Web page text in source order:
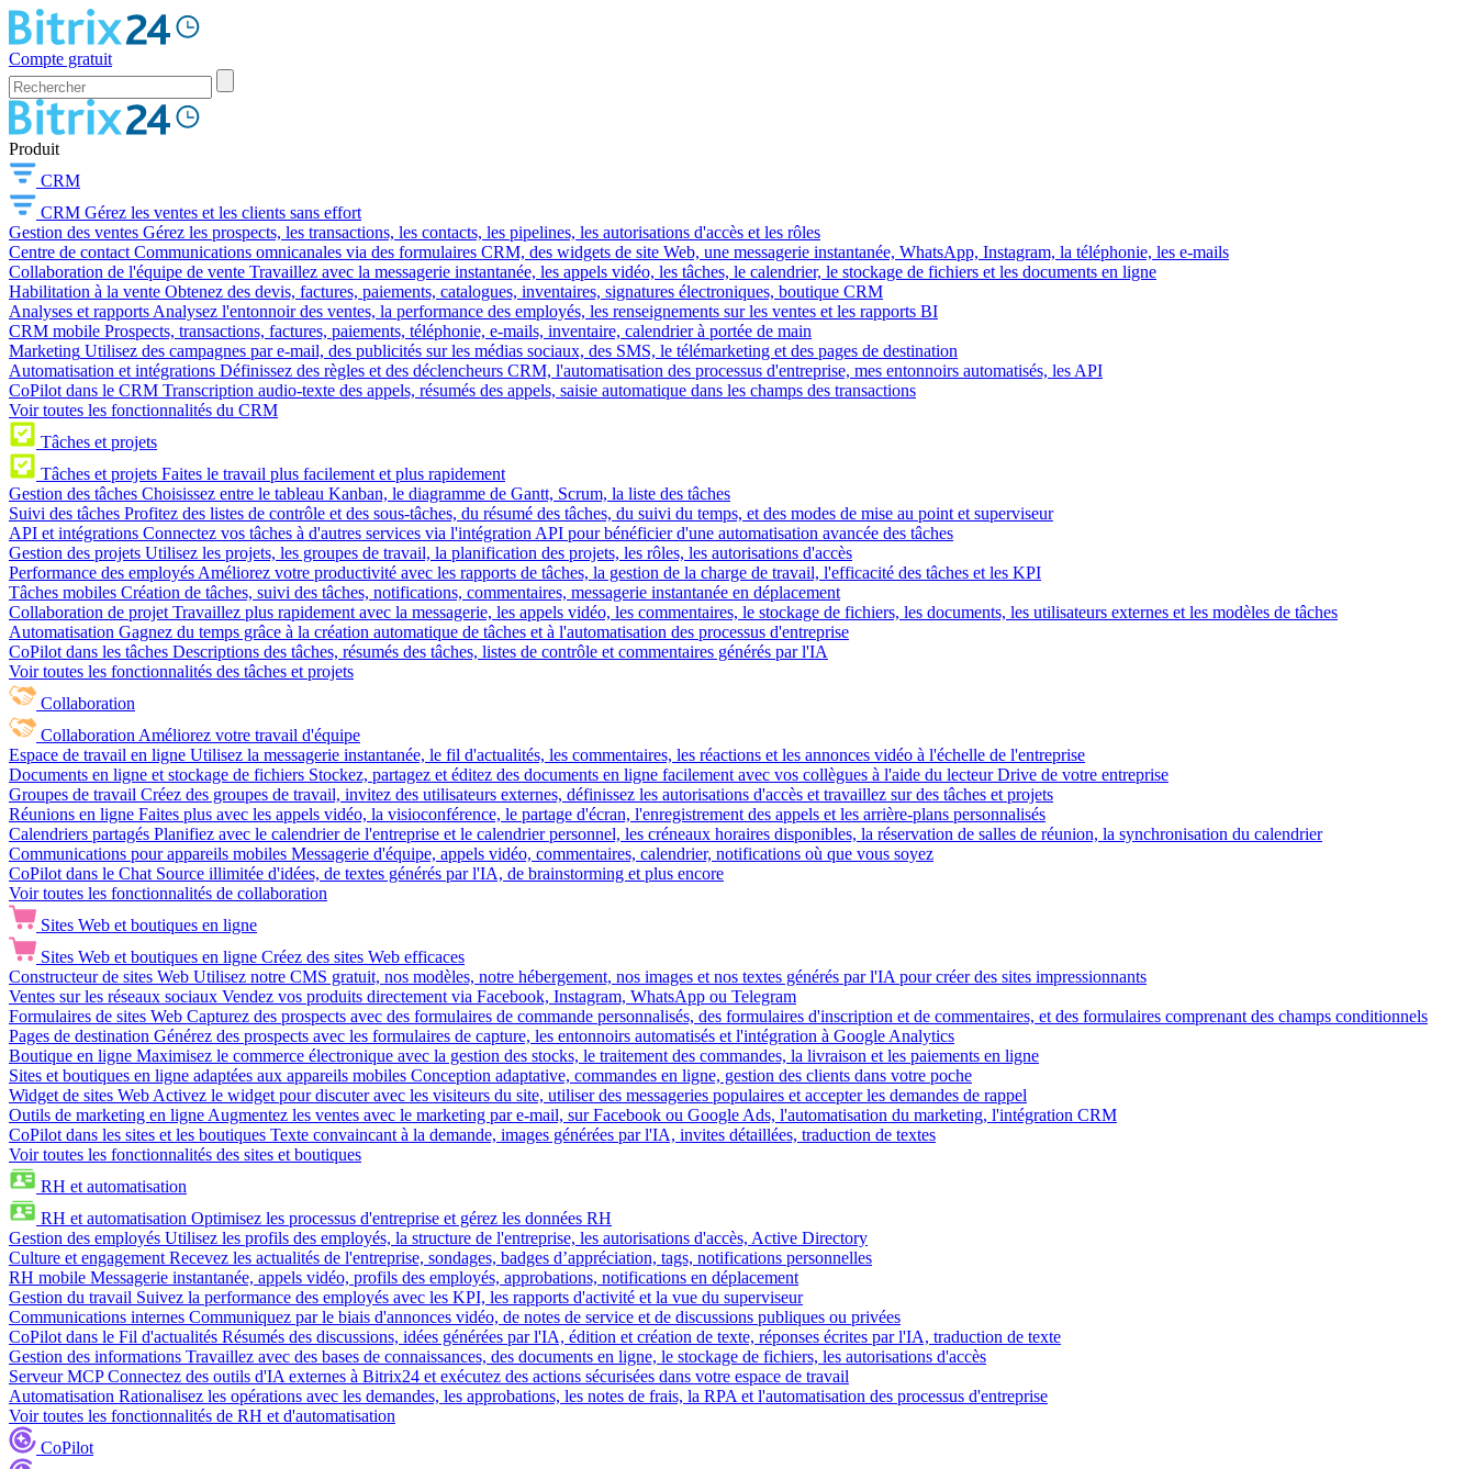
Compte gratuit
Produit
CRM
CRM Gérez les ventes et les clients sans effort
Gestion des ventes Gérez les prospects, les transactions, les contacts, les pipelines, les autorisations d'accès et les rôles
Centre de contact Communications omnicanales via des formulaires CRM, des widgets de site Web, une messagerie instantanée, WhatsApp, Instagram, la téléphonie, les e-mails
Collaboration de l'équipe de vente Travaillez avec la messagerie instantanée, les appels vidéo, les tâches, le calendrier, le stockage de fichiers et les documents en ligne
Habilitation à la vente Obtenez des devis, factures, paiements, catalogues, inventaires, signatures électroniques, boutique CRM
Analyses et rapports Analysez l'entonnoir des ventes, la performance des employés, les renseignements sur les ventes et les rapports BI
CRM mobile Prospects, transactions, factures, paiements, téléphonie, e-mails, inventaire, calendrier à portée de main
Marketing Utilisez des campagnes par e-mail, des publicités sur les médias sociaux, des SMS, le télémarketing et des pages de destination
Automatisation et intégrations Définissez des règles et des déclencheurs CRM, l'automatisation des processus d'entreprise, mes entonnoirs automatisés, les API
CoPilot dans le CRM Transcription audio-texte des appels, résumés des appels, saisie automatique dans les champs des transactions
Voir toutes les fonctionnalités du CRM
Tâches et projets
Tâches et projets Faites le travail plus facilement et plus rapidement
Gestion des tâches Choisissez entre le tableau Kanban, le diagramme de Gantt, Scrum, la liste des tâches
Suivi des tâches Profitez des listes de contrôle et des sous-tâches, du résumé des tâches, du suivi du temps, et des modes de mise au point et superviseur
API et intégrations Connectez vos tâches à d'autres services via l'intégration API pour bénéficier d'une automatisation avancée des tâches
Gestion des projets Utilisez les projets, les groupes de travail, la planification des projets, les rôles, les autorisations d'accès
Performance des employés Améliorez votre productivité avec les rapports de tâches, la gestion de la charge de travail, l'efficacité des tâches et les KPI
Tâches mobiles Création de tâches, suivi des tâches, notifications, commentaires, messagerie instantanée en déplacement
Collaboration de projet Travaillez plus rapidement avec la messagerie, les appels vidéo, les commentaires, le stockage de fichiers, les documents, les utilisateurs externes et les modèles de tâches
Automatisation Gagnez du temps grâce à la création automatique de tâches et à l'automatisation des processus d'entreprise
CoPilot dans les tâches Descriptions des tâches, résumés des tâches, listes de contrôle et commentaires générés par l'IA
Voir toutes les fonctionnalités des tâches et projets
Collaboration
Collaboration Améliorez votre travail d'équipe
Espace de travail en ligne Utilisez la messagerie instantanée, le fil d'actualités, les commentaires, les réactions et les annonces vidéo à l'échelle de l'entreprise
Documents en ligne et stockage de fichiers Stockez, partagez et éditez des documents en ligne facilement avec vos collègues à l'aide du lecteur Drive de votre entreprise
Groupes de travail Créez des groupes de travail, invitez des utilisateurs externes, définissez les autorisations d'accès et travaillez sur des tâches et projets
Réunions en ligne Faites plus avec les appels vidéo, la visioconférence, le partage d'écran, l'enregistrement des appels et les arrière-plans personnalisés
Calendriers partagés Planifiez avec le calendrier de l'entreprise et le calendrier personnel, les créneaux horaires disponibles, la réservation de salles de réunion, la synchronisation du calendrier
Communications pour appareils mobiles Messagerie d'équipe, appels vidéo, commentaires, calendrier, notifications où que vous soyez
CoPilot dans le Chat Source illimitée d'idées, de textes générés par l'IA, de brainstorming et plus encore
Voir toutes les fonctionnalités de collaboration
Sites Web et boutiques en ligne
Sites Web et boutiques en ligne Créez des sites Web efficaces
Constructeur de sites Web Utilisez notre CMS gratuit, nos modèles, notre hébergement, nos images et nos textes générés par l'IA pour créer des sites impressionnants
Ventes sur les réseaux sociaux Vendez vos produits directement via Facebook, Instagram, WhatsApp ou Telegram
Formulaires de sites Web Capturez des prospects avec des formulaires de commande personnalisés, des formulaires d'inscription et de commentaires, et des formulaires comprenant des champs conditionnels
Pages de destination Générez des prospects avec les formulaires de capture, les entonnoirs automatisés et l'intégration à Google Analytics
Boutique en ligne Maximisez le commerce électronique avec la gestion des stocks, le traitement des commandes, la livraison et les paiements en ligne
Sites et boutiques en ligne adaptées aux appareils mobiles Conception adaptative, commandes en ligne, gestion des clients dans votre poche
Widget de sites Web Activez le widget pour discuter avec les visiteurs du site, utiliser des messageries populaires et accepter les demandes de rappel
Outils de marketing en ligne Augmentez les ventes avec le marketing par e-mail, sur Facebook ou Google Ads, l'automatisation du marketing, l'intégration CRM
CoPilot dans les sites et les boutiques Texte convaincant à la demande, images générées par l'IA, invites détaillées, traduction de textes
Voir toutes les fonctionnalités des sites et boutiques
RH et automatisation
RH et automatisation Optimisez les processus d'entreprise et gérez les données RH
Gestion des employés Utilisez les profils des employés, la structure de l'entreprise, les autorisations d'accès, Active Directory
Culture et engagement Recevez les actualités de l'entreprise, sondages, badges d’appréciation, tags, notifications personnelles
RH mobile Messagerie instantanée, appels vidéo, profils des employés, approbations, notifications en déplacement
Gestion du travail Suivez la performance des employés avec les KPI, les rapports d'activité et la vue du superviseur
Communications internes Communiquez par le biais d'annonces vidéo, de notes de service et de discussions publiques ou privées
CoPilot dans le Fil d'actualités Résumés des discussions, idées générées par l'IA, édition et création de texte, réponses écrites par l'IA, traduction de texte
Gestion des informations Travaillez avec des bases de connaissances, des documents en ligne, le stockage de fichiers, les autorisations d'accès
Serveur MCP Connectez des outils d'IA externes à Bitrix24 et exécutez des actions sécurisées dans votre espace de travail
Automatisation Rationalisez les opérations avec les demandes, les approbations, les notes de frais, la RPA et l'automatisation des processus d'entreprise
Voir toutes les fonctionnalités de RH et d'automatisation
CoPilot